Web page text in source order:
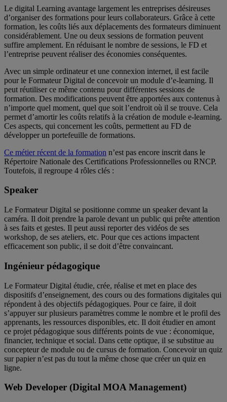
Le digital Learning avantage largement les entreprises désireuses
d’organiser des formations pour leurs collaborateurs. Grâce à cette
formation, les coûts liés aux déplacements des formateurs diminuent
considérablement. Une ou deux sessions de formation peuvent
suffire amplement. En réduisant le nombre de sessions, le FD et
l’entreprise peuvent réaliser des économies conséquentes.
Avec un simple ordinateur et une connexion internet, il est facile
pour le Formateur Digital de concevoir un module d’e-learning. Il
peut réutiliser ce même contenu pour différentes sessions de
formation. Des modifications peuvent être apportées aux contenus à
n’importe quel moment, quel que soit l’endroit où il se trouve. Cela
permet d’amortir les coûts relatifs à la création de module e-learning.
Ces aspects, qui concernent les coûts, permettent au FD de
développer un portefeuille de formations.
Ce métier récent de la formation n’est pas encore inscrit dans le
Répertoire Nationale des Certifications Professionnelles ou RNCP.
Toutefois, il regroupe 4 rôles clés :
Speaker
Le Formateur Digital se positionne comme un speaker devant la
caméra. Il doit prendre la parole devant un public qui prête attention
à ses faits et gestes. Il peut aussi reporter des vidéos de ses
workshop, de ses ateliers, etc. Pour que ces actions impactent
efficacement son public, il se doit d’être convaincant.
Ingénieur pédagogique
Le Formateur Digital étudie, crée, réalise et met en place des
dispositifs d’enseignement, des cours ou des formations digitales qui
répondent à des objectifs pédagogiques. Pour ce faire, il doit
s’appuyer sur plusieurs paramètres comme le nombre et le profil des
apprenants, les ressources disponibles, etc. Il doit étudier en amont
ce projet pédagogique sous différents points de vue : économique,
financier, technique et social. Dans cette optique, il se substitue au
concepteur de module ou de cursus de formation. Concevoir un quiz
sur papier n’est pas du tout la même chose que créer un quiz en
ligne.
Web Developer (Digital MOA Management)